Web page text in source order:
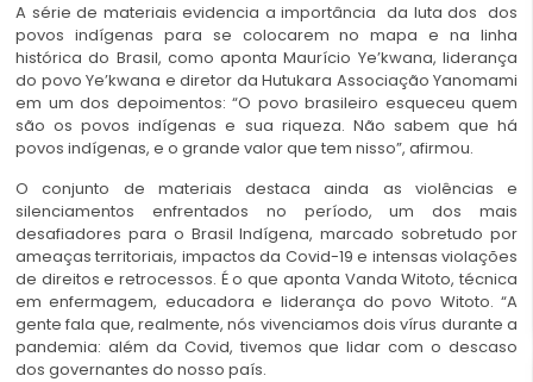
A série de materiais evidencia a importância da luta dos dos
povos indígenas para se colocarem no mapa e na linha
histórica do Brasil, como aponta Maurício Ye’kwana, liderança
do povo Ye’kwana e diretor da Hutukara Associação Yanomami
em um dos depoimentos: “O povo brasileiro esqueceu quem
são os povos indígenas e sua riqueza. Não sabem que há
povos indígenas, e o grande valor que tem nisso”, afirmou.
O conjunto de materiais destaca ainda as violências e
silenciamentos enfrentados no período, um dos mais
desafiadores para o Brasil Indígena, marcado sobretudo por
ameaças territoriais, impactos da Covid-19 e intensas violações
de direitos e retrocessos. É o que aponta Vanda Witoto, técnica
em enfermagem, educadora e liderança do povo Witoto. “A
gente fala que, realmente, nós vivenciamos dois vírus durante a
pandemia: além da Covid, tivemos que lidar com o descaso
dos governantes do nosso país.